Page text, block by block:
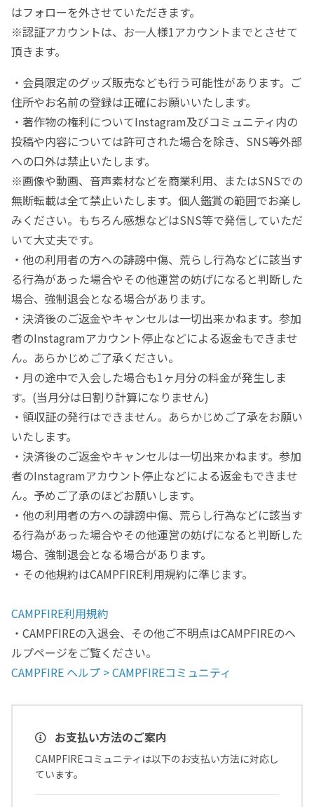
はフォローを外させていただきます。
※認証アカウントは、お一人様1アカウントまでとさせて
頂きます。
・会員限定のグッズ販売なども行う可能性があります。ご
住所やお名前の登録は正確にお願いいたします。
・著作物の権利についてInstagram及びコミュニティ内の
投稿や内容については許可された場合を除き、SNS等外部
への口外は禁止いたします。
※画像や動画、音声素材などを商業利用、またはSNSでの
無断転載は全て禁止いたします。個人鑑賞の範囲でお楽し
みください。もちろん感想などはSNS等で発信していただ
いて大丈夫です。
・他の利用者の方への誹謗中傷、荒らし行為などに該当す
る行為があった場合やその他運営の妨げになると判断した
場合、強制退会となる場合があります。
・決済後のご返金やキャンセルは一切出来かねます。参加
者のInstagramアカウント停止などによる返金もできませ
ん。あらかじめご了承ください。
・月の途中で入会した場合も1ヶ月分の料金が発生しま
す。(当月分は日割り計算になりません)
・領収証の発行はできません。あらかじめご了承をお願い
いたします。
・決済後のご返金やキャンセルは一切出来かねます。参加
者のInstagramアカウント停止などによる返金もできませ
ん。予めご了承のほどお願いします。
・他の利用者の方への誹謗中傷、荒らし行為などに該当す
る行為があった場合やその他運営の妨げになると判断した
場合、強制退会となる場合があります。
・その他規約はCAMPFIRE利用規約に準じます。
CAMPFIRE利用規約
・CAMPFIREの入退会、その他ご不明点はCAMPFIREのヘ
ルプページをご覧ください。
CAMPFIRE ヘルプ > CAMPFIREコミュニティ
お支払い方法のご案内
CAMPFIREコミュニティは以下のお支払い方法に対応し
ています。